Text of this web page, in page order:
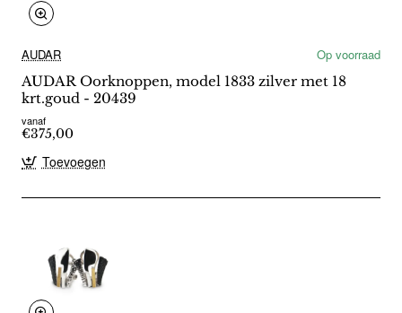
AUDAR
Op voorraad
AUDAR Oorknoppen, model 1833 zilver met 18
krt.goud - 20439
vanaf
€375,00
Toevoegen